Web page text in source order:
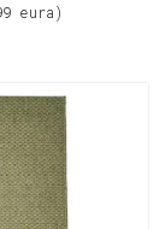
eura)